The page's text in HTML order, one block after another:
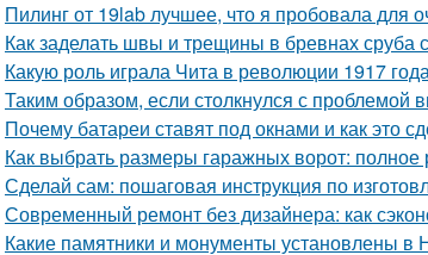
Пилинг от 19lab лучшее, что я пробовала для
Как заделать швы и трещины в бревнах
Какую роль играла Чита в революции 1917
Таким образом, если столкнулся с проблемой
Почему батареи ставят под окнами и как это
Как выбрать размеры гаражных ворот: полное
Сделай сам: пошаговая инструкция по
Современный ремонт без дизайнера: как
Какие памятники и монументы установлены в